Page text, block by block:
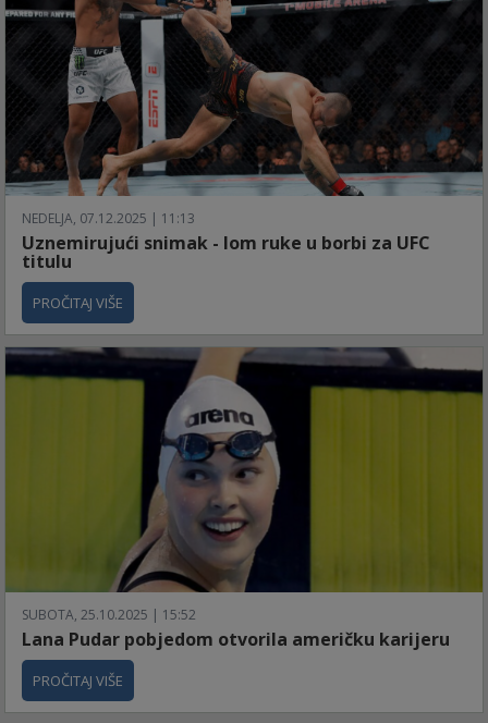
NEDELJA, 07.12.2025 | 11:13
Uznemirujući snimak - lom ruke u borbi za UFC
titulu
PROČITAJ VIŠE
SUBOTA, 25.10.2025 | 15:52
Lana Pudar pobjedom otvorila američku karijeru
PROČITAJ VIŠE